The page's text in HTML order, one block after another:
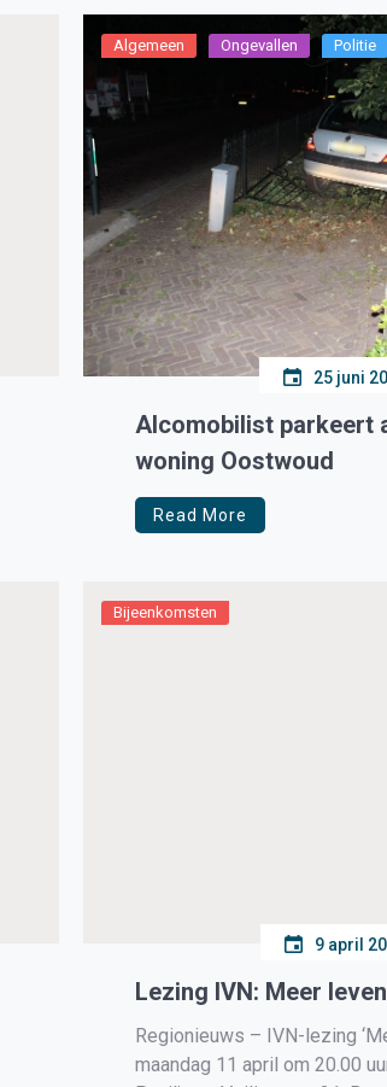
‘kersttuin’ […]
Algemeen Ongevallen Politie
25 juni
Alcomobilist parkeert
woning Oostwoud
Read More
Bijeenkomsten
9 april
Lezing IVN: Meer
Regionieuws – IVN-lezing
maandag 11 april om 20.00